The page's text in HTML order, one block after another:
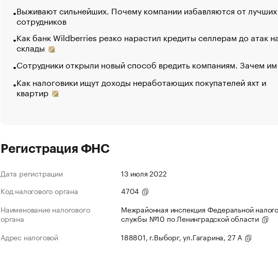
Выживают сильнейших. Почему компании избавляются от лучших
сотрудников
Как банк Wildberries резко нарастил кредиты селлерам до атак
склады
Сотрудники открыли новый способ вредить компаниям. Зачем
Как налоговики ищут доходы неработающих покупателей яхт и
квартир
Регистрация ФНС
Дата регистрации
13 июля 2022
Код налогового органа
4704
Наименование налогового
органа
Межрайонная инспекция Федеральной
службы №10 по Ленинградской области
Адрес налоговой
188801, г.Выборг, ул.Гагарина, 27 А